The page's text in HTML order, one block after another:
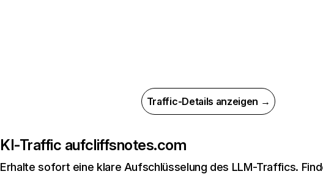
Traffic-Details anzeigen →
KI-Traffic aufcliffsnotes.com
Erhalte sofort eine klare Aufschlüsselung des LLM-Traffics.